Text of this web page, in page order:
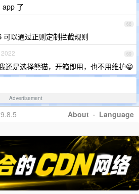
app 了
68
可以通过正则定制拦截规则
69
还是选择熊猫，开箱即用，也不用维护😁
Advertisement
About · Language